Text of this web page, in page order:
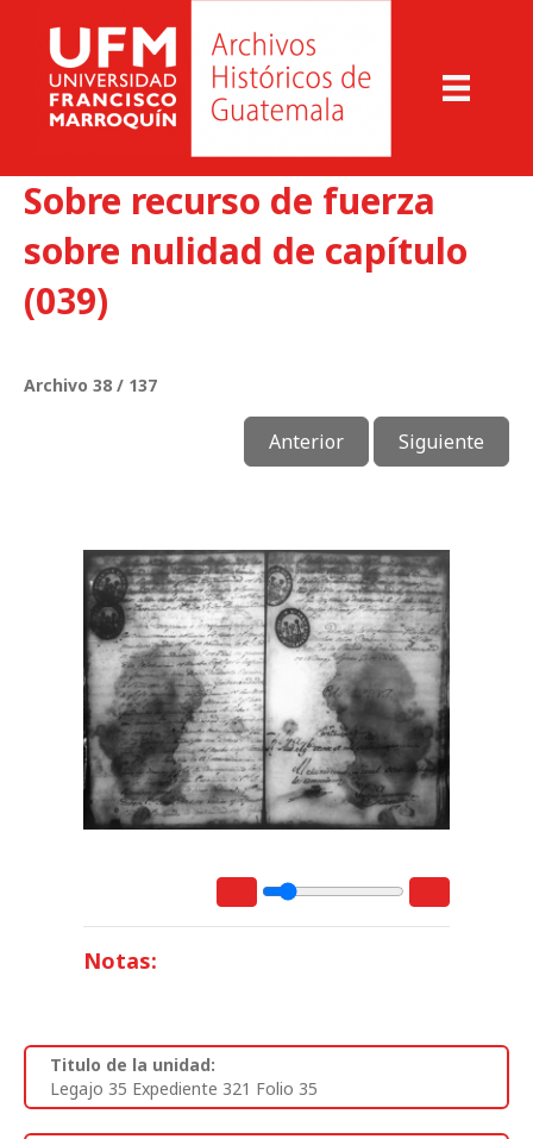
Sobre recurso de fuerza
sobre nulidad de capítulo
(039)
Archivo 38 / 137
Anterior Siguiente
Notas:
Titulo de la unidad:
Legajo 35 Expediente 321 Folio 35